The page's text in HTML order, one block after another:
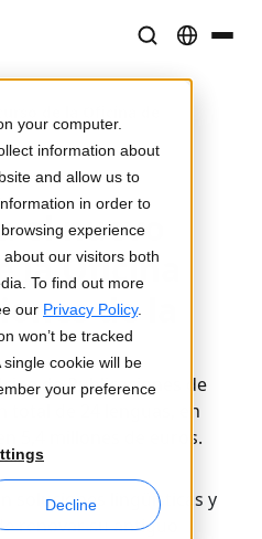
your computer.
information about
and allow us to
in order to
experience
our visitors both
To find out more
our Privacy Policy.
won’t be tracked
cookie will be
your preference
Decline
humana
lugar
alineadas con tu marca
simplificada
real
global
el nuevo
la Oficina
de la
de Publicaciones de
total de 24 lenguas, en
5,4 millones de euros.
soluciones lingüísticas y
renovar su antiguo